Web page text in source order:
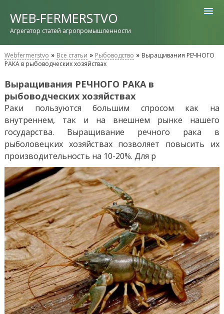
WEB-FERMERSTVO
Агрегатор статей агропромышленности
Webfermerstvo » Все статьи » Рыбоводство » Выращивания РЕЧНОГО
РАКА в рыбоводческих хозяйствах
Выращивания РЕЧНОГО РАКА в
рыбоводческих хозяйствах
Раки пользуются большим спросом как на
внутреннем, так и на внешнем рынке нашего
государства. Выращивание речного рака в
рыболовецких хозяйствах позволяет повысить их
производительность на 10-20%. Для р